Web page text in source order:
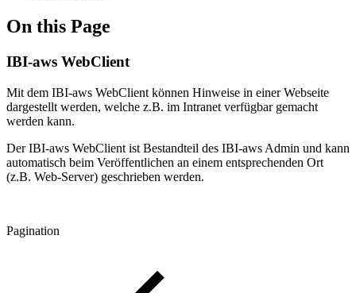
On this Page
IBI-aws WebClient
Mit dem IBI-aws WebClient können Hinweise in einer Webseite
dargestellt werden, welche z.B. im Intranet verfügbar gemacht
werden kann.
Der IBI-aws WebClient ist Bestandteil des IBI-aws Admin und kann
automatisch beim Veröffentlichen an einem entsprechenden Ort
(z.B. Web-Server) geschrieben werden.
Pagination